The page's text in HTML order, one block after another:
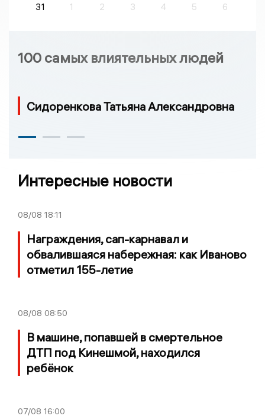
31
1 2 3 4 5 6
100 самых влиятельных людей
Сидоренкова Татьяна Александровна
Интересные новости
08/08 18:11
Награждения, сап-карнавал и
обвалившаяся набережная: как Иваново
отметил 155-летие
08/08 08:50
В машине, попавшей в смертельное
ДТП под Кинешмой, находился
ребёнок
07/08 16:00